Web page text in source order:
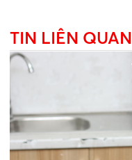
TIN LIÊN QUAN